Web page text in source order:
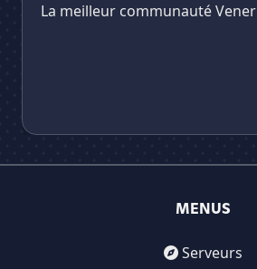
La meilleur communauté
MENUS
Serveurs